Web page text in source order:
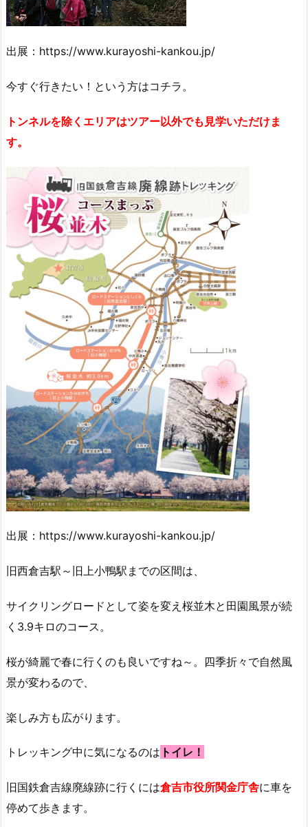
出展：https://www.kurayoshi-kankou.jp/
今すぐ行きたい！という方はコチラ。
トンネルを除くエリアはツアー以外でも見学いただけま
す。
出展：https://www.kurayoshi-kankou.jp/
旧西倉吉駅～旧上小鴨駅までの区間は、
サイクリングロードとして姿を変え桜並木と田園風景が続
く3.9キロのコース。
桜が綺麗で春に行くのも良いですね～。四季折々で自然風
景が変わるので、
楽しみ方も広がります。
トレッキング中に気になるのは トイレ！
旧国鉄倉吉線廃線跡に行くには倉吉市役所関金庁舎に車を
停めて歩きます。